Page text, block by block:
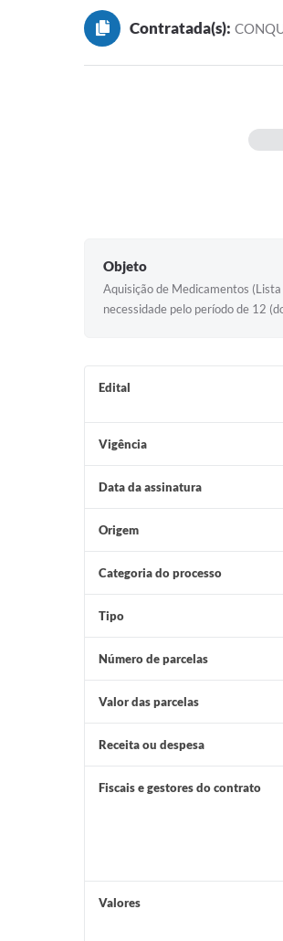
Contratada(s):
Objeto
Aquisição de Medicamentos
necessidade pelo período de 12
Edital
Vigência
Data da assinatura
Origem
Categoria do processo
Tipo
Número de parcelas
Valor das parcelas
Receita ou despesa
Fiscais e gestores do contrato
Valores